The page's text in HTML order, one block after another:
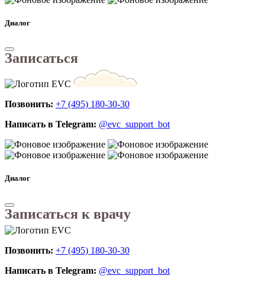
Диалог
Записаться
Позвонить: +7 (495) 180-30-30
Написать в Telegram: @evc_support_bot
Диалог
Записаться к врачу
Позвонить: +7 (495) 180-30-30
Написать в Telegram: @evc_support_bot